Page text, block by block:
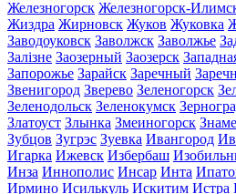
Железногорск Железногорск-
Жиздра Жирновск Жуков Жуковка
Заводоуковск Заволжск Заволжье
Залізне Заозерный Заозерск
Запорожье Зарайск Заречный
Звенигород Зверево Зеленогорск
Зеленодольск Зеленокумск
Златоуст Злынка Змеиногорск
Зубцов Зугрэс Зуевка Ивангород
Игарка Ижевск Избербаш
Инза Иннополис Инсар Инта
Ирмино Исилькуль Искитим Истра